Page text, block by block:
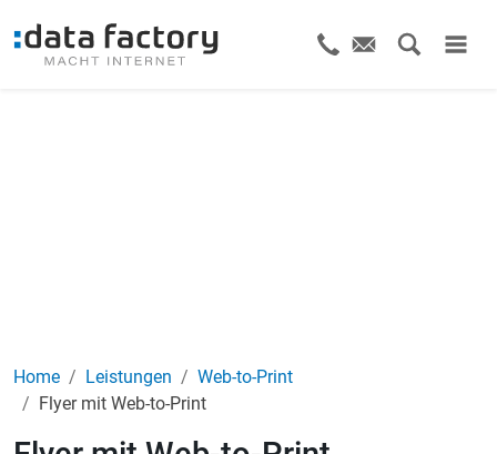
Home Leistungen
Web-to-Print
Flyer mit Web-to-Print